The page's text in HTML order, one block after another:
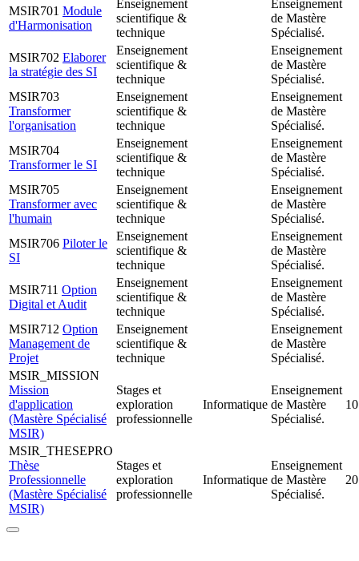
MSIR701 Module
d'Harmonisation
Enseignement
scientifique &
technique
Enseignement
de Mastère
Spécialisé.
MSIR702 Elaborer
la stratégie des SI
Enseignement
scientifique &
technique
Enseignement
de Mastère
Spécialisé.
MSIR703
Transformer
l'organisation
Enseignement
scientifique &
technique
Enseignement
de Mastère
Spécialisé.
MSIR704
Transformer le SI
Enseignement
scientifique &
technique
Enseignement
de Mastère
Spécialisé.
MSIR705
Transformer avec
l'humain
Enseignement
scientifique &
technique
Enseignement
de Mastère
Spécialisé.
MSIR706 Piloter le
SI
Enseignement
scientifique &
technique
Enseignement
de Mastère
Spécialisé.
MSIR711 Option
Digital et Audit
Enseignement
scientifique &
technique
Enseignement
de Mastère
Spécialisé.
MSIR712 Option
Management de
Projet
Enseignement
scientifique &
technique
Enseignement
de Mastère
Spécialisé.
MSIR_MISSION
Mission
d'application
(Mastère Spécialisé
MSIR)
Stages et
exploration
professionnelle
Informatique
Enseignement
de Mastère
Spécialisé.
10
MSIR_THESEPRO
Thèse
Professionnelle
(Mastère Spécialisé
MSIR)
Stages et
exploration
professionnelle
Informatique
Enseignement
de Mastère
Spécialisé.
20